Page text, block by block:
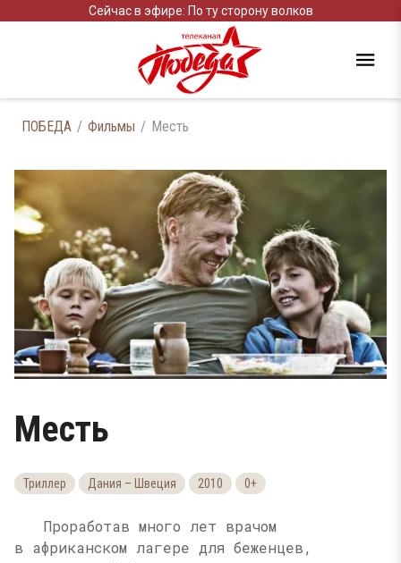
Сейчас в эфире: По ту сторону волков
ПОБЕДА Фильмы Месть
Месть
Триллер Дания – Швеция 2010 0+
Проработав много лет врачом
в африканском лагере для беженцев,